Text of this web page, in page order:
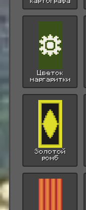
Цветок
маргаритки
Золотой
ромб